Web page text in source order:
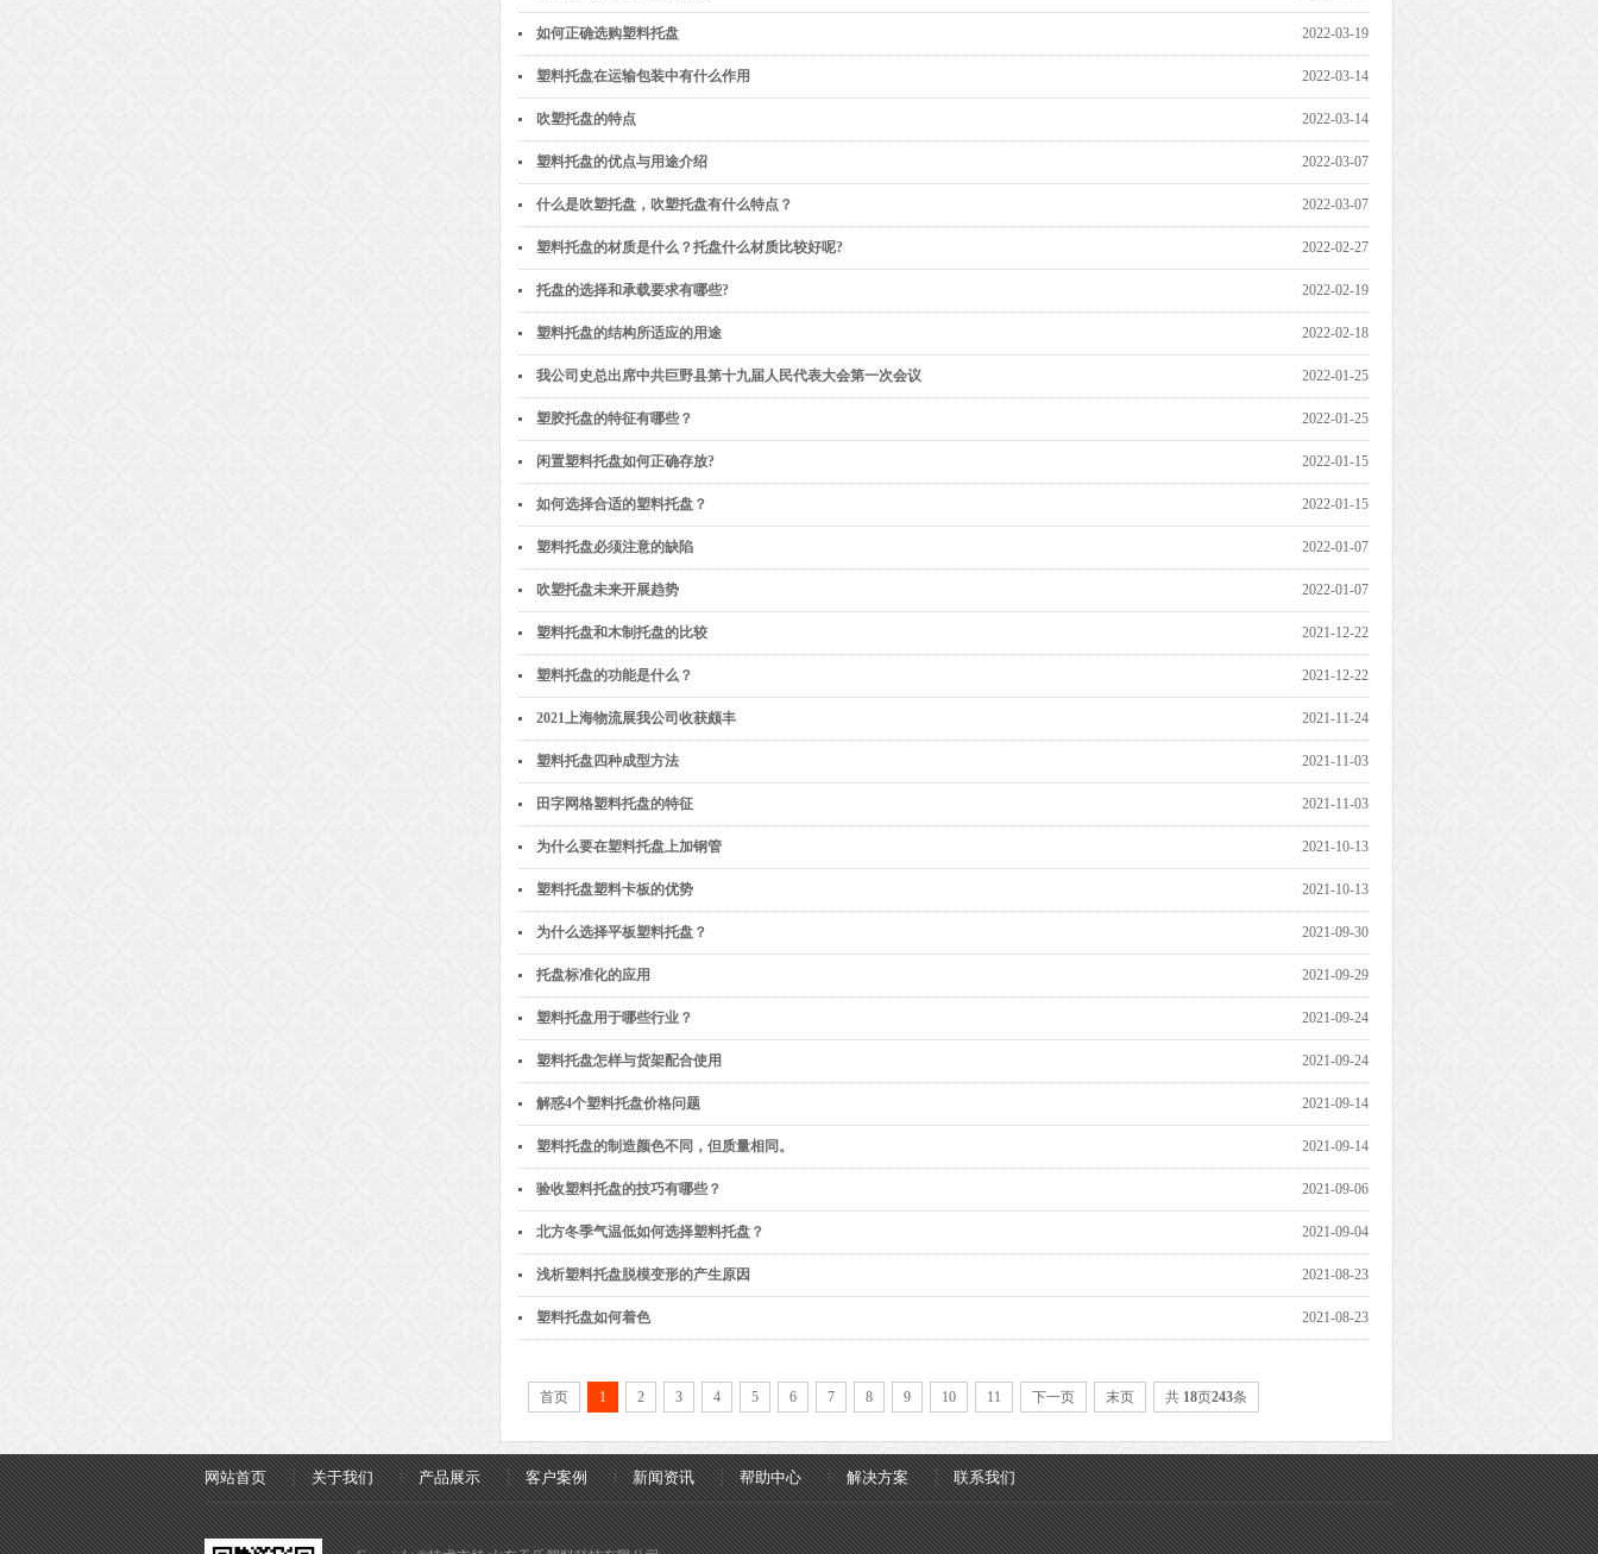
如何正确选购塑料托盘 2022-03-19
塑料托盘在运输包装中有什么作用 2022-03-14
吹塑托盘的特点 2022-03-14
塑料托盘的优点与用途介绍 2022-03-07
什么是吹塑托盘，吹塑托盘有什么特点？ 2022-03-07
塑料托盘的材质是什么？托盘什么材质比较好呢? 2022-02-27
托盘的选择和承载要求有哪些? 2022-02-19
塑料托盘的结构所适应的用途 2022-02-18
我公司史总出席中共巨野县第十九届人民代表大会第一次会议 2022-01-25
塑胶托盘的特征有哪些？ 2022-01-25
闲置塑料托盘如何正确存放? 2022-01-15
如何选择合适的塑料托盘？ 2022-01-15
塑料托盘必须注意的缺陷 2022-01-07
吹塑托盘未来开展趋势 2022-01-07
塑料托盘和木制托盘的比较 2021-12-22
塑料托盘的功能是什么？ 2021-12-22
2021上海物流展我公司收获颇丰 2021-11-24
塑料托盘四种成型方法 2021-11-03
田字网格塑料托盘的特征 2021-11-03
为什么要在塑料托盘上加钢管 2021-10-13
塑料托盘塑料卡板的优势 2021-10-13
为什么选择平板塑料托盘？ 2021-09-30
托盘标准化的应用 2021-09-29
塑料托盘用于哪些行业？ 2021-09-24
塑料托盘怎样与货架配合使用 2021-09-24
解惑4个塑料托盘价格问题 2021-09-14
塑料托盘的制造颜色不同，但质量相同。 2021-09-14
验收塑料托盘的技巧有哪些？ 2021-09-06
北方冬季气温低如何选择塑料托盘？ 2021-09-04
浅析塑料托盘脱模变形的产生原因 2021-08-23
塑料托盘如何着色 2021-08-23
首页 1 2 3 4 5 6 7 8 9 10 11 下一页 末页 共 18页243条
网站首页 关于我们 产品展示 客户案例 新闻资讯 帮助中心 解决方案 联系我们